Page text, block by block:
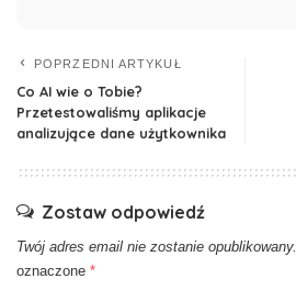
POPRZEDNI ARTYKUŁ
Co AI wie o Tobie?
Przetestowaliśmy aplikacje
analizujące dane użytkownika
Zostaw odpowiedź
Twój adres email nie zostanie opublikowany.
oznaczone *